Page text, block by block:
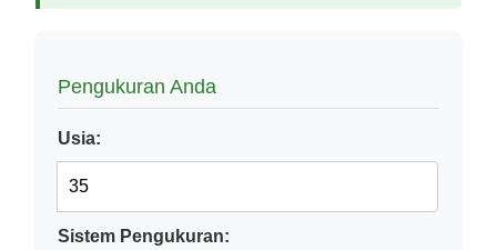
Pengukuran Anda
Usia:
Sistem Pengukuran: